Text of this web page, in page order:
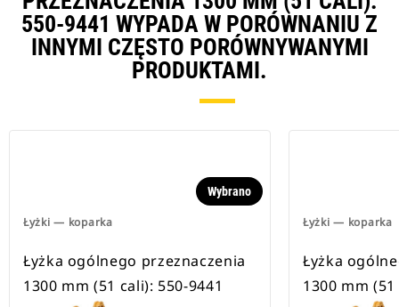
550-9441 WYPADA W PORÓWNANIU Z
INNYMI CZĘSTO PORÓWNYWANYMI
PRODUKTAMI.
Łyżki — koparka
Wybrano
Łyżka ogólnego przeznaczenia
1300 mm (51 cali): 550-9441
Łyżki — koparka
Łyżka
1300 mm